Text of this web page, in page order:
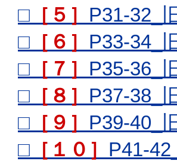
□ ［５］ P31-32_
□ ［６］ P33-34_
□ ［７］ P35-36_
□ ［８］ P37-38_
□ ［９］ P39-40_
□ ［１０］ P41-